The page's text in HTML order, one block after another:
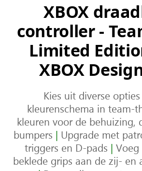
XBOX
controller -
Limited
XBOX
Kies uit diverse
kleurenschema in team-
kleuren voor de behuizing,
bumpers | Upgrade met
triggers en D-pads |
beklede grips aan de zij- en